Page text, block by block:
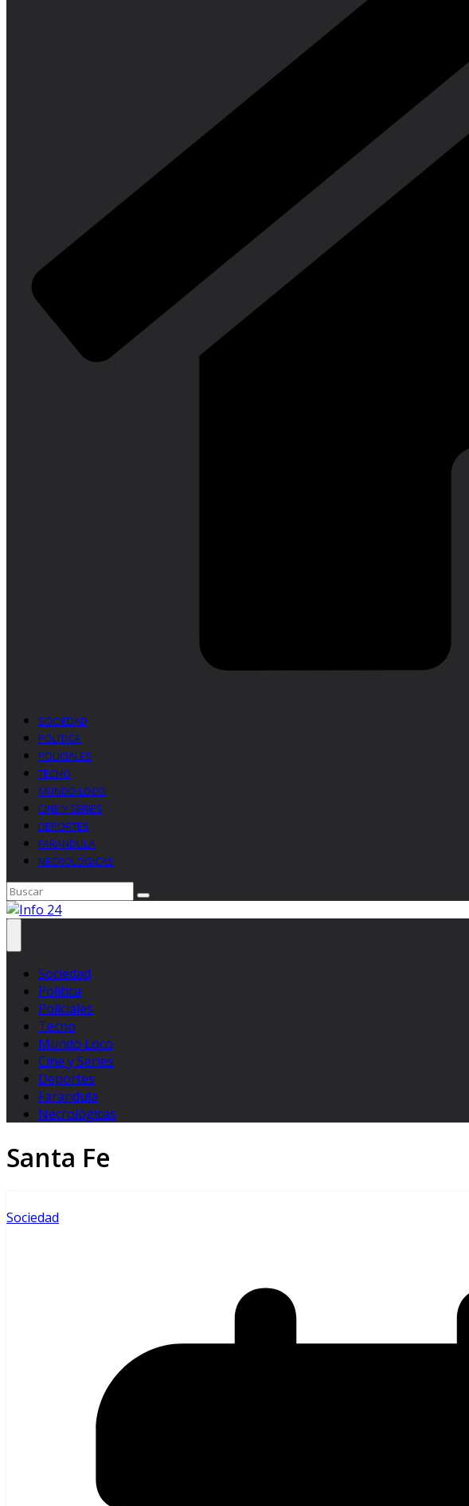
SOCIEDAD
POLITICA
POLICIALES
TECNO
MUNDO LOCO
CINE Y SERIES
DEPORTES
FARANDULA
NECROLÓGICAS
Sociedad
Politica
Policiales
Tecno
Mundo Loco
Cine y Series
Deportes
Farandula
Necrológicas
Santa Fe
Sociedad